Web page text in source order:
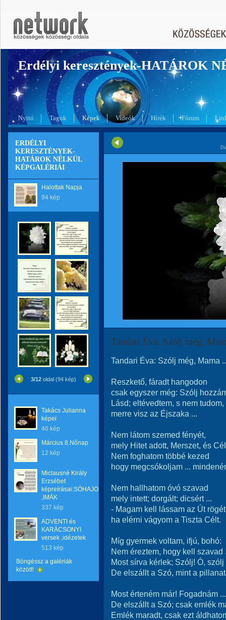
Erdélyi keresztények-HATÁROK
Nyitó Tagok Képek Videók Hírek Fórum
ERDÉLYI
KERESZTÉNYEK-
HATÁROK NÉLKÜL
KÉPGALÉRIÁI
Halottak Napja
94 kép
3/12 oldal (94 kép)
Takács Julianna
képei
46 kép
Március 8.Nőnap
12 kép
Miclausné Király
Erzsébet
képreírásai:SÓHAJOK
,IMÁK
337 kép
ADVENTI és
KARÁCSONYI
versek ,idézetek
513 kép
Böngéssz a galériák
között!
Tandari Éva: Szólj még,
Tandari Éva: Szólj még, Mama
Reszkető, fáradt hangodon
csak egyszer még: Szólj
Lásd; eltévedtem, s nem tudom,
merre visz az Éjszaka ...
Nem látom szemed fényét,
mely Hitet adott, Merszet, és
Nem foghatom többé kezed
hogy megcsókoljam ...
Nem hallhatom óvó szavad
mely intett; dorgált; dicsért ...
- Magam kell lássam az Út rögét
ha elérni vágyom a Tiszta Célt.
Míg gyermek voltam, ifjú, bohó:
Nem éreztem, hogy kell szavad
Most sírva kérlek; Szólj! Ó, szólj
De elszállt a Szó, mint a
Most érteném már! Fogadnám ...
De elszállt a Szó; csak emlék
Emlék maradt, csak ezt